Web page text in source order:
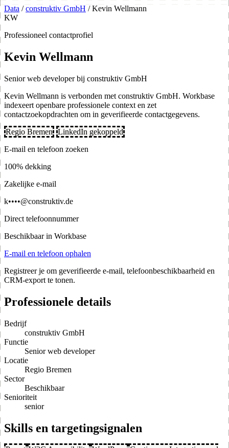
Data / construktiv GmbH / Kevin Wellmann
KW
Professioneel contactprofiel
Kevin Wellmann
Senior web developer bij construktiv GmbH
Kevin Wellmann is verbonden met construktiv GmbH. Workbase
indexeert openbare professionele context en zet
contactzoekopdrachten om in geverifieerde contactgegevens.
Regio Bremen
LinkedIn gekoppeld
E-mail en telefoon zoeken
100% dekking
Zakelijke e-mail
k••••@construktiv.de
Direct telefoonnummer
Beschikbaar in Workbase
E-mail en telefoon ophalen
Registreer je om geverifieerde e-mail, telefoonbeschikbaarheid en
CRM-export te tonen.
Professionele details
Bedrijf
construktiv GmbH
Functie
Senior web developer
Locatie
Regio Bremen
Sector
Beschikbaar
Senioriteit
senior
Skills en targetingsignalen